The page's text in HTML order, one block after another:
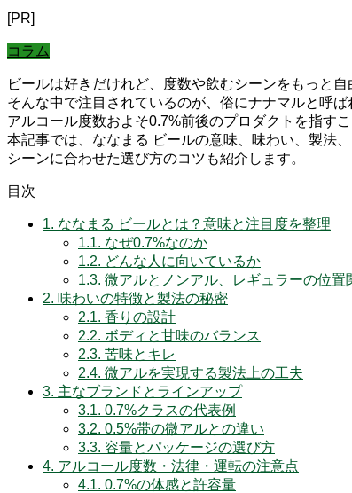
[PR]
コラム
ビールは好きだけれど、度数や飲むシーンをもっと
そんな中で注目されているのが、俗にナナマルと呼ば
アルコール度数およそ0.7%前後のプロダクトを指す
本記事では、ななまる ビールの意味、味わい、製法
シーンに合わせた選び方のコツも紹介します。
目次
1. ななまる ビールとは？意味と注目度を整理
1.1. なぜ0.7%なのか
1.2. どんな人に向いているか
1.3. 微アルとノンアル、レギュラーの位置
2. 味わいの特徴と製法の秘密
2.1. 香りの設計
2.2. ボディと甘味のバランス
2.3. 苦味とキレ
2.4. 微アルを実現する製法上の工夫
3. 主なブランドとラインアップ
3.1. 0.7%クラスの代表例
3.2. 0.5%帯の微アルとの違い
3.3. 容量とパッケージの選び方
4. アルコール度数・法律・運転の注意点
4.1. 0.7%の体感と許容量